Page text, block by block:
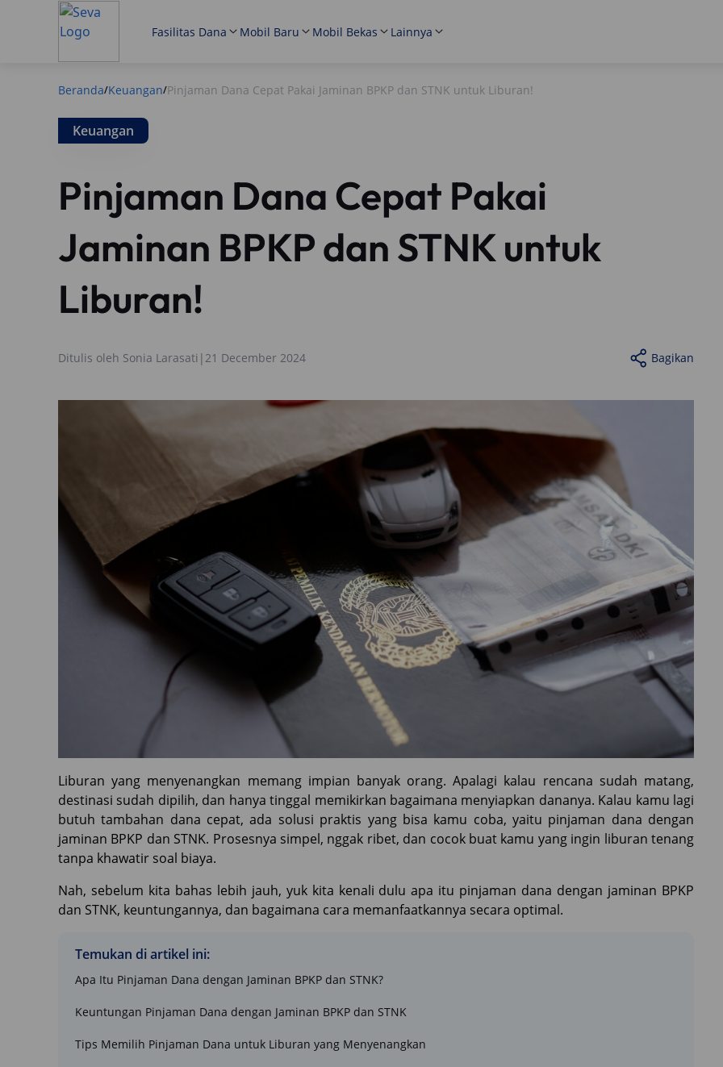
Fasilitas Dana Mobil Baru Mobil Bekas Lainnya
Beranda/Keuangan/Pinjaman Dana Cepat Pakai Jaminan BPKP dan STNK untuk Liburan!
Keuangan
Pinjaman Dana Cepat Pakai
Jaminan BPKP dan STNK untuk
Liburan!
Ditulis oleh Sonia Larasati | 21 December 2024 Bagikan
Liburan yang menyenangkan memang impian banyak orang. Apalagi kalau rencana sudah matang,
destinasi sudah dipilih, dan hanya tinggal memikirkan bagaimana menyiapkan dananya. Kalau kamu lagi
butuh tambahan dana cepat, ada solusi praktis yang bisa kamu coba, yaitu pinjaman dana dengan
jaminan BPKP dan STNK. Prosesnya simpel, nggak ribet, dan cocok buat kamu yang ingin liburan tenang
tanpa khawatir soal biaya.
Nah, sebelum kita bahas lebih jauh, yuk kita kenali dulu apa itu pinjaman dana dengan jaminan BPKP
dan STNK, keuntungannya, dan bagaimana cara memanfaatkannya secara optimal.
Temukan di artikel ini:
Apa Itu Pinjaman Dana dengan Jaminan BPKP dan STNK?
Keuntungan Pinjaman Dana dengan Jaminan BPKP dan STNK
Tips Memilih Pinjaman Dana untuk Liburan yang Menyenangkan